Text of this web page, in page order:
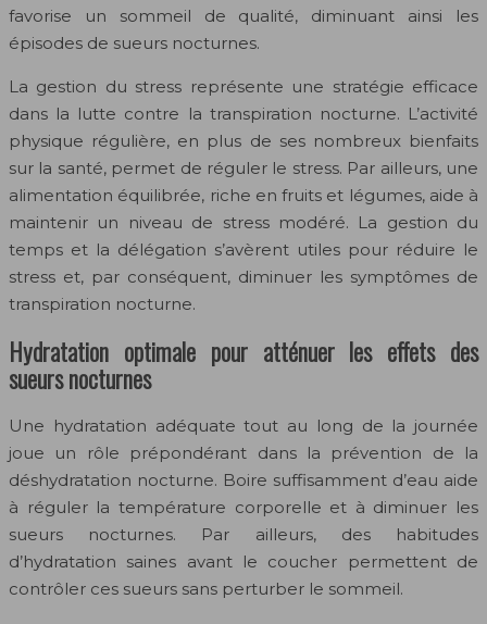
favorise un sommeil de qualité, diminuant ainsi les
épisodes de sueurs nocturnes.
La gestion du stress représente une stratégie efficace
dans la lutte contre la transpiration nocturne. L’activité
physique régulière, en plus de ses nombreux bienfaits
sur la santé, permet de réguler le stress. Par ailleurs, une
alimentation équilibrée, riche en fruits et légumes, aide à
maintenir un niveau de stress modéré. La gestion du
temps et la délégation s’avèrent utiles pour réduire le
stress et, par conséquent, diminuer les symptômes de
transpiration nocturne.
Hydratation optimale pour atténuer les effets des
sueurs nocturnes
Une hydratation adéquate tout au long de la journée
joue un rôle prépondérant dans la prévention de la
déshydratation nocturne. Boire suffisamment d’eau aide
à réguler la température corporelle et à diminuer les
sueurs nocturnes. Par ailleurs, des habitudes
d’hydratation saines avant le coucher permettent de
contrôler ces sueurs sans perturber le sommeil.